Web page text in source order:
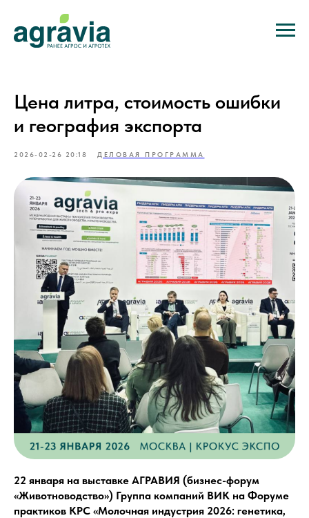
Цена литра, стоимость ошибки
и география экспорта
2026-02-26 20:18 ДЕЛОВАЯ ПРОГРАММА
22 января на выставке АГРАВИЯ (бизнес-форум
«Животноводство») Группа компаний ВИК на Форуме
практиков КРС «Молочная индустрия 2026: генетика,